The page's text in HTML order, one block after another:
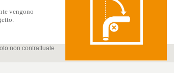
vengono
non contrattuale